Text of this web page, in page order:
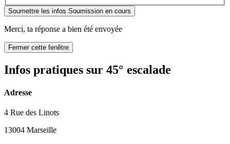
Soumettre les infos Soumission en cours
Merci, ta réponse a bien été envoyée
Fermer cette fenêtre
Infos pratiques sur 45° escalade
Adresse
4 Rue des Linots
13004 Marseille